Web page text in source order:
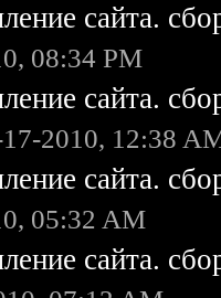
сайта.
08:34 PM
сайта.
2010, 12:38
сайта.
05:32 AM
сайта.